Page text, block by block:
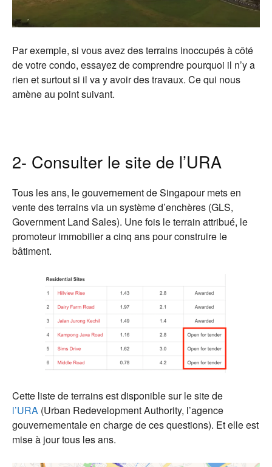
Par exemple, si vous avez des terrains inoccupés à côté
de votre condo, essayez de comprendre pourquoi il n’y a
rien et surtout si il va y avoir des travaux. Ce qui nous
amène au point suivant.
2- Consulter le site de l’URA
Tous les ans, le gouvernement de Singapour mets en
vente des terrains via un système d’enchères (GLS,
Government Land Sales). Une fois le terrain attribué, le
promoteur immobilier a cinq ans pour construire le
bâtiment.
Cette liste de terrains est disponible sur le site de
l’URA (Urban Redevelopment Authority, l’agence
gouvernementale en charge de ces questions). Et elle est
mise à jour tous les ans.